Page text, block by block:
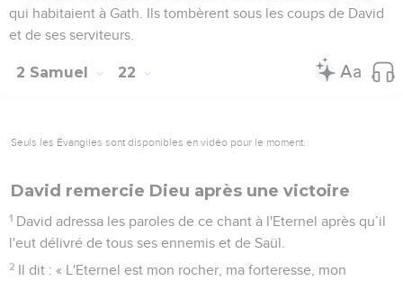
qui habitaient à Gath. Ils tombèrent sous les coups de David
et de ses serviteurs.
2 Samuel 22
Seuls les Évangiles sont disponibles en vidéo pour le moment.
David remercie Dieu après une victoire
1 David adressa les paroles de ce chant à l'Eternel après qu’il
l'eut délivré de tous ses ennemis et de Saül.
2 Il dit : « L'Eternel est mon rocher, ma forteresse, mon